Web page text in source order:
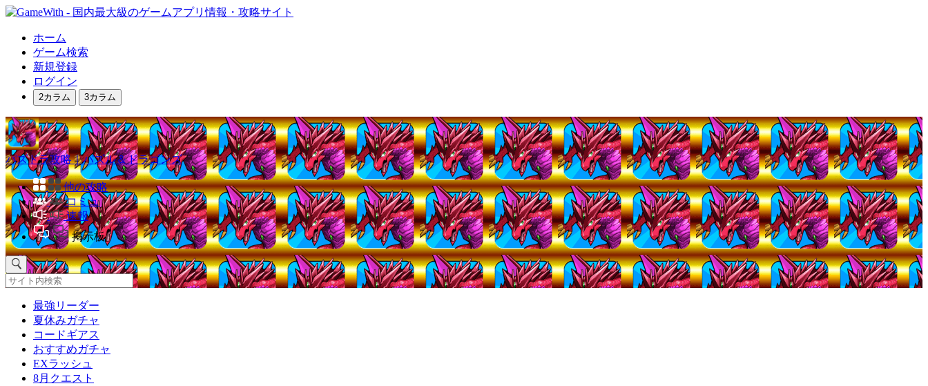
ホーム
ゲーム検索
新規登録
ログイン
2カラム 3カラム
パズドラ攻略｜パズル＆ドラゴンズ
他の攻略
コミュ
速報
掲示板
最強リーダー
夏休みガチャ
コードギアス
おすすめガチャ
EXラッシュ
8月クエスト